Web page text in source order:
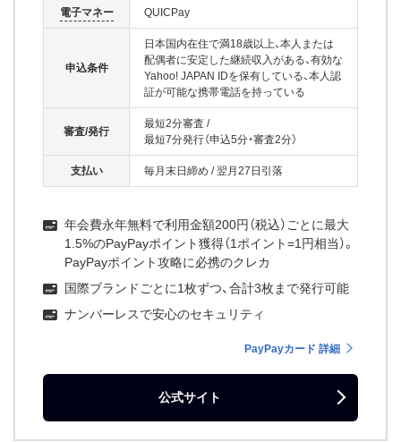
電子マネー QUICPay
申込条件
日本国内在住で満18歳以上、本人または
配偶者に安定した継続収入がある、有効な
Yahoo! JAPAN IDを保有している、本人認
証が可能な携帯電話を持っている
審査/発行
最短2分審査 /
最短7分発行（申込5分・審査2分）
支払い 毎月末日締め /翌月27日引落
年会費永年無料で利用金額200円（税込）ごとに最大
1.5%のPayPayポイント獲得（1ポイント=1円相当）。
PayPayポイント攻略に必携のクレカ
国際ブランドごとに1枚ずつ、合計3枚まで発行可能
ナンバーレスで安心のセキュリティ
PayPayカード 詳細
公式サイト